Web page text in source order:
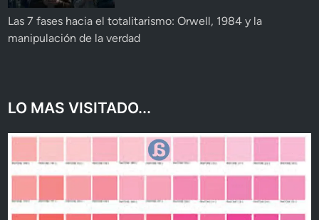
Las 7 fases hacia el totalitarismo: Orwell, 1984 y la
manipulación de la verdad
LO MAS VISITADO...